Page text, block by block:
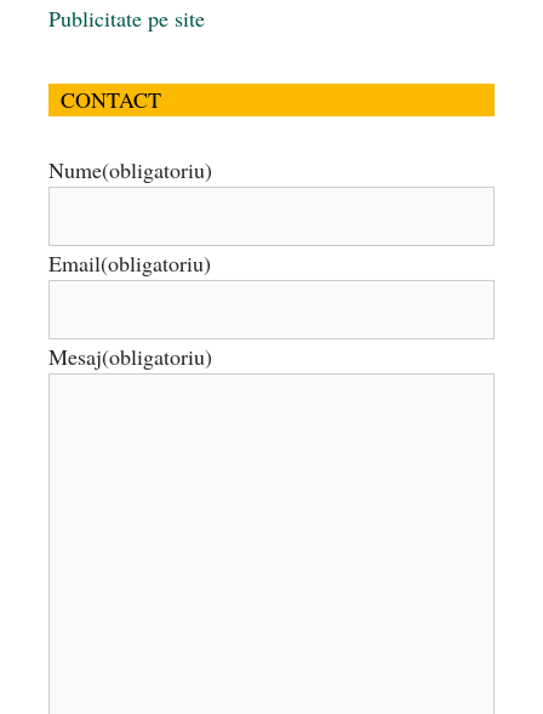
Publicitate pe site
CONTACT
Nume(obligatoriu)
Email(obligatoriu)
Mesaj(obligatoriu)